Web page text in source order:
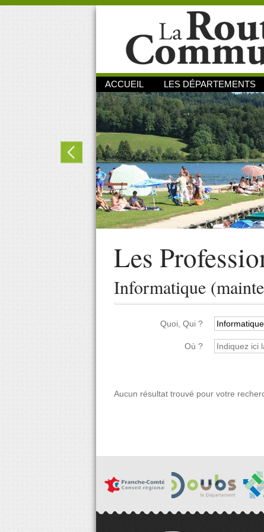
ACCUEIL LES DÉPARTEMENTS
Les
Informatique
Quoi, Qui ?
Où ?
Aucun résultat trouvé pour votre